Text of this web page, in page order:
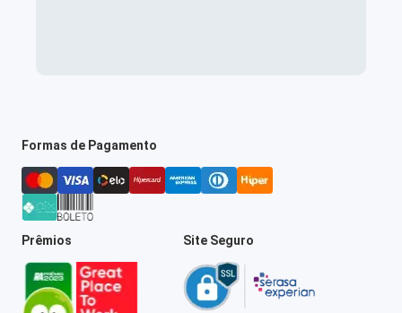
Formas de Pagamento
Prêmios Site Seguro